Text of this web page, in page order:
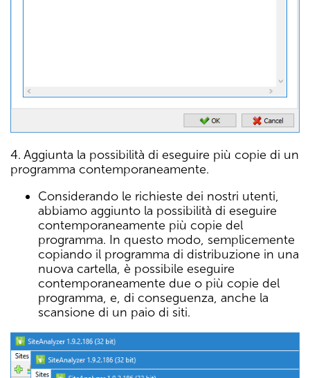
4. Aggiunta la possibilità di eseguire più copie di un
programma contemporaneamente.
Considerando le richieste dei nostri utenti,
abbiamo aggiunto la possibilità di eseguire
contemporaneamente più copie del
programma. In questo modo, semplicemente
copiando il programma di distribuzione in una
nuova cartella, è possibile eseguire
contemporaneamente due o più copie del
programma, e, di conseguenza, anche la
scansione di un paio di siti.